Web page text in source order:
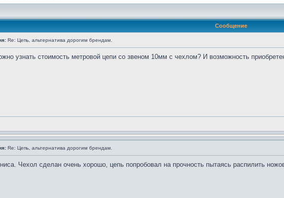
Сообщение
Re: Цепь, альтернатива дорогим брендам.
узнать стоимость метровой цепи со звеном 10мм с чехлом? И возможность
Re: Цепь, альтернатива дорогим брендам.
Чехол сделан очень хорошо, цепь попробовал на прочность пытаясь распилить